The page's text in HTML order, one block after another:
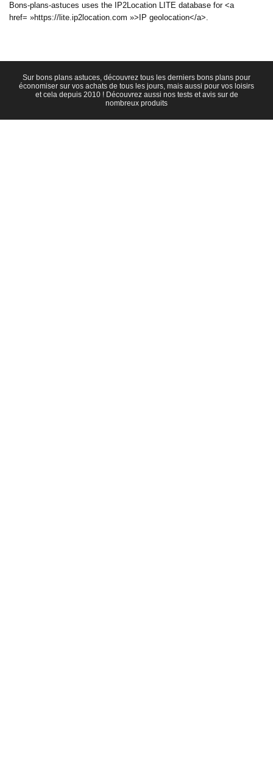
Bons-plans-astuces uses the IP2Location LITE database for <a
href= »https://lite.ip2location.com »>IP geolocation</a>.
Sur bons plans astuces, découvrez tous les derniers bons plans pour
économiser sur vos achats de tous les jours, mais aussi pour vos loisirs
et cela depuis 2010 ! Découvrez aussi nos tests et avis sur de
nombreux produits